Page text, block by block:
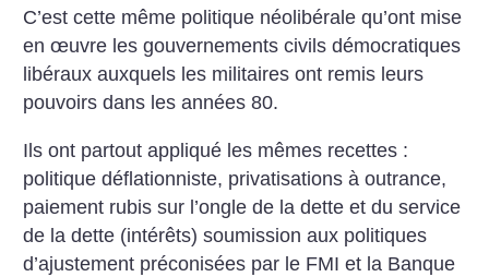
C’est cette même politique néolibérale qu’ont mise
en œuvre les gouvernements civils démocratiques
libéraux auxquels les militaires ont remis leurs
pouvoirs dans les années 80.
Ils ont partout appliqué les mêmes recettes :
politique déflationniste, privatisations à outrance,
paiement rubis sur l’ongle de la dette et du service
de la dette (intérêts) soumission aux politiques
d’ajustement préconisées par le FMI et la Banque